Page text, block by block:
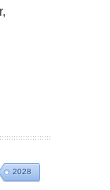
2028